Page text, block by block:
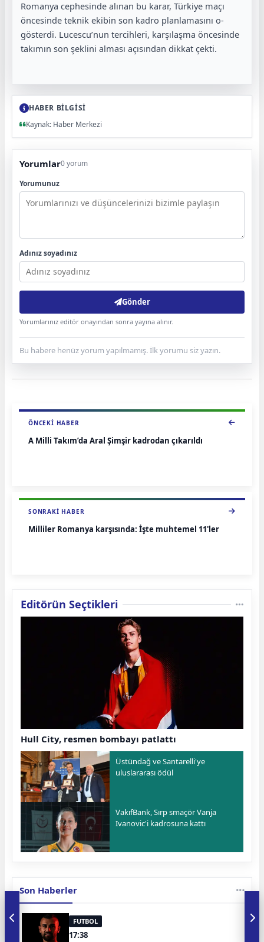
Romanya cephesinde alınan bu karar, Türkiye maçı
öncesinde teknik ekibin son kadro planlamasını o-
gösterdi. Lucescu’nun tercihleri, karşılaşma öncesinde
takımın son şeklini alması açısından dikkat çekti.
HABER BİLGİSİ
Kaynak: Haber Merkezi
Yorumlar0 yorum
Yorumunuz
Adınız soyadınız
Gönder
Yorumlarınız editör onayından sonra yayına alınır.
Bu habere henüz yorum yapılmamış. İlk yorumu siz yazın.
ÖNCEKI HABER
A Milli Takım’da Aral Şimşir kadrodan çıkarıldı
SONRAKI HABER
Milliler Romanya karşısında: İşte muhtemel 11'ler
Editörün Seçtikleri
Hull City, resmen bombayı patlattı
Üstündağ ve Santarelli'ye
uluslararası ödül
VakıfBank, Sırp smaçör Vanja
Ivanovic'i kadrosuna kattı
Son Haberler
FUTBOL
17:38